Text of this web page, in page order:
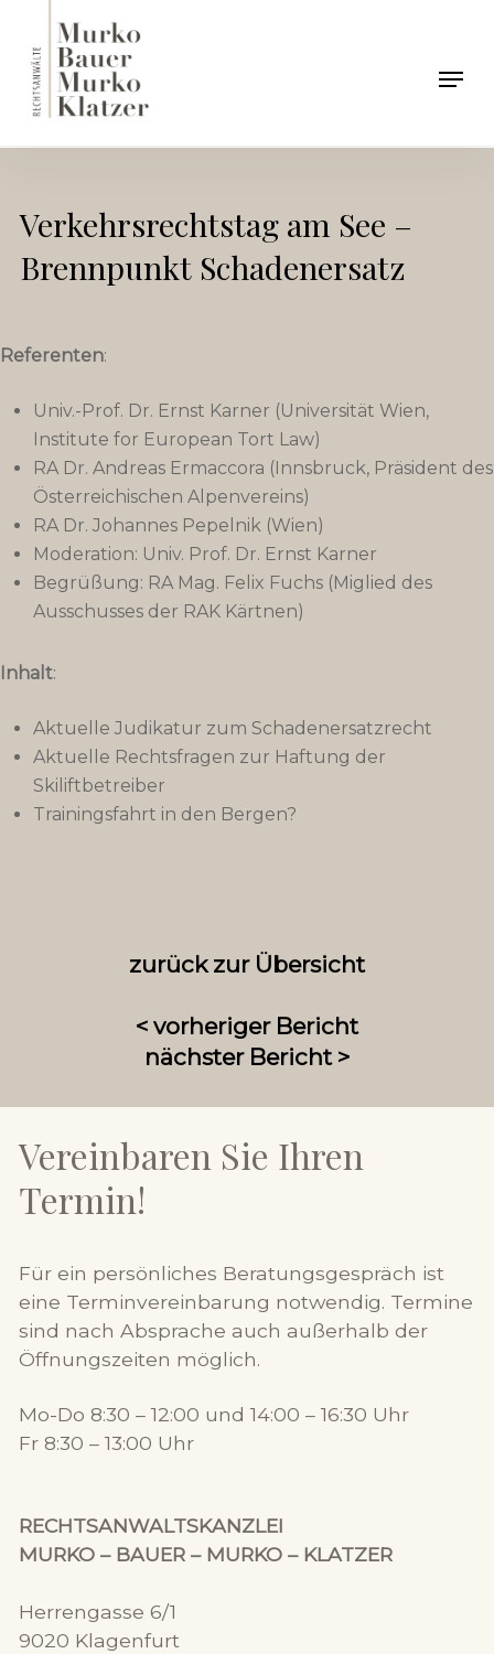
main
content
Menu
Verkehrsrechtstag am See –
Brennpunkt Schadenersatz
Referenten:
Univ.-Prof. Dr. Ernst Karner (Universität Wien,
Institute for European Tort Law)
RA Dr. Andreas Ermaccora (Innsbruck, Präsident des
Österreichischen Alpenvereins)
RA Dr. Johannes Pepelnik (Wien)
Moderation: Univ. Prof. Dr. Ernst Karner
Begrüßung: RA Mag. Felix Fuchs (Miglied des
Ausschusses der RAK Kärtnen)
Inhalt:
Aktuelle Judikatur zum Schadenersatzrecht
Aktuelle Rechtsfragen zur Haftung der
Skiliftbetreiber
Trainingsfahrt in den Bergen?
zurück zur Übersicht
< vorheriger Bericht
nächster Bericht >
Vereinbaren Sie Ihren
Termin!
Für ein persönliches Beratungsgespräch ist
eine Terminvereinbarung notwendig. Termine
sind nach Absprache auch außerhalb der
Öffnungszeiten möglich.
Mo-Do 8:30 – 12:00 und 14:00 – 16:30 Uhr
Fr 8:30 – 13:00 Uhr
RECHTSANWALTSKANZLEI
MURKO – BAUER – MURKO – KLATZER
Herrengasse 6/1
9020 Klagenfurt